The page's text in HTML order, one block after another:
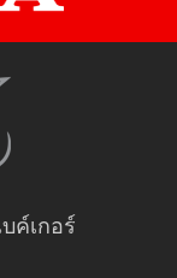
ค์เกอร์